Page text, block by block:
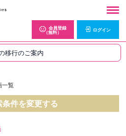
会員登録
（無料）
ログイン
移行のご案内
一覧
条件を変更する